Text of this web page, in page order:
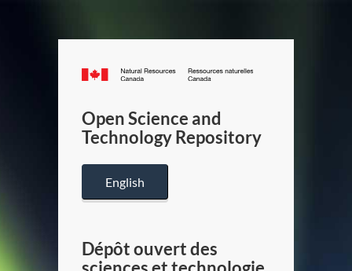
Canada.ca
/
Canada
Open Science and
Technology Repository
English
Dépôt ouvert des